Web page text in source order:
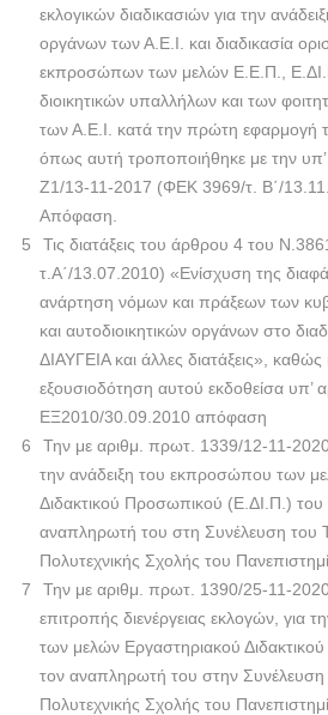
εκλογικών διαδικασιών για την
οργάνων των Α.Ε.Ι. και διαδικασία
εκπροσώπων των μελών Ε.Ε.Π.,
διοικητικών υπαλλήλων και των
των Α.Ε.Ι. κατά την πρώτη εφαρμογή
όπως αυτή τροποποιήθηκε με την
Ζ1/13-11-2017 (ΦΕΚ 3969/τ. Β΄/
Απόφαση.
Τις διατάξεις του άρθρου 4 του
τ.Α΄/13.07.2010) «Ενίσχυση της
ανάρτηση νόμων και πράξεων των
και αυτοδιοικητικών οργάνων στο
ΔΙΑΥΓΕΙΑ και άλλες διατάξεις», καθώς
εξουσιοδότηση αυτού εκδοθείσα
ΕΞ2010/30.09.2010 απόφαση
Την με αριθμ. πρωτ. 1339/12-11-
την ανάδειξη του εκπροσώπου των
Διδακτικού Προσωπικού (Ε.ΔΙ.Π.)
αναπληρωτή του στη Συνέλευση
Πολυτεχνικής Σχολής του
Την με αριθμ. πρωτ. 1390/25-11-
επιτροπής διενέργειας εκλογών, για
των μελών Εργαστηριακού
τον αναπληρωτή του στην
Πολυτεχνικής Σχολής του